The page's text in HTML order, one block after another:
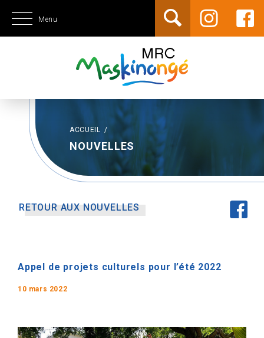
Menu
ACCUEIL /
NOUVELLES
RETOUR AUX NOUVELLES
Appel de projets culturels pour l’été 2022
10 mars 2022